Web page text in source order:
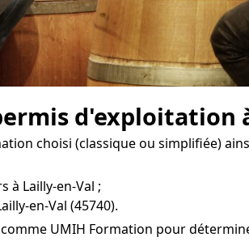
d'exploitation
choisi (classique ou simplifiée)
à Lailly-en-Val ;
en-Val (45740).
UMIH Formation pour